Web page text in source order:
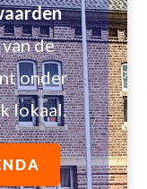
de
onder
lokaal.